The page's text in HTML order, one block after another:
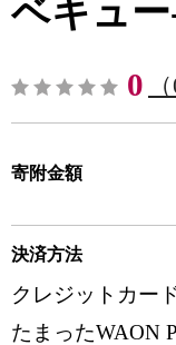
ベキュー
0
寄附金額
決済方法
クレジットカー
たまったWAON